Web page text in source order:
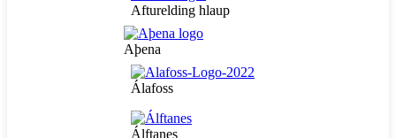
Afturelding hlaup
Aþena
Álafoss
Álftanes